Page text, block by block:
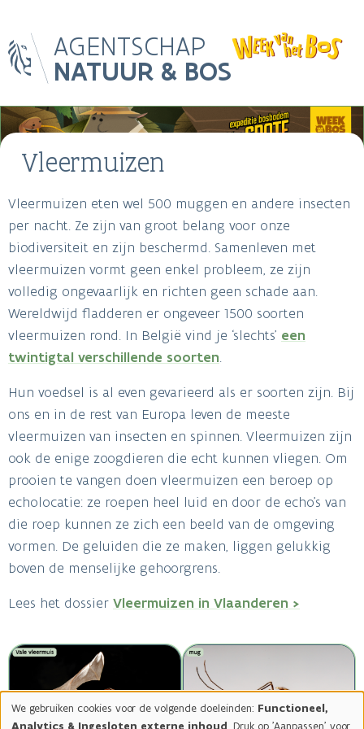
to
main
content
AGENTSCHAP
NATUUR & BOS
Main
navigation
Image
Vleermuizen
Breadcrumb
Vleermuizen eten wel 500 muggen en andere insecten
per nacht. Ze zijn van groot belang voor onze
biodiversiteit en zijn beschermd. Samenleven met
vleermuizen vormt geen enkel probleem, ze zijn
volledig ongevaarlijk en richten geen schade aan.
Wereldwijd fladderen er ongeveer 1500 soorten
vleermuizen rond. In België vind je ‘slechts’ een
twintigtal verschillende soorten.
Hun voedsel is al even gevarieerd als er soorten zijn. Bij
ons en in de rest van Europa leven de meeste
vleermuizen van insecten en spinnen. Vleermuizen zijn
ook de enige zoogdieren die echt kunnen vliegen. Om
prooien te vangen doen vleermuizen een beroep op
echolocatie: ze roepen heel luid en door de echo’s van
die roep kunnen ze zich een beeld van de omgeving
vormen. De geluiden die ze maken, liggen gelukkig
boven de menselijke gehoorgrens.
Lees het dossier Vleermuizen in Vlaanderen >
Image Image
Gebruik
We gebruiken cookies voor de volgende doeleinden: Functioneel,
. Druk op 'Aanpassen' voor